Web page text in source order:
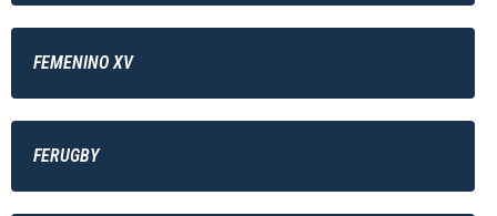
FEMENINO XV
FERUGBY